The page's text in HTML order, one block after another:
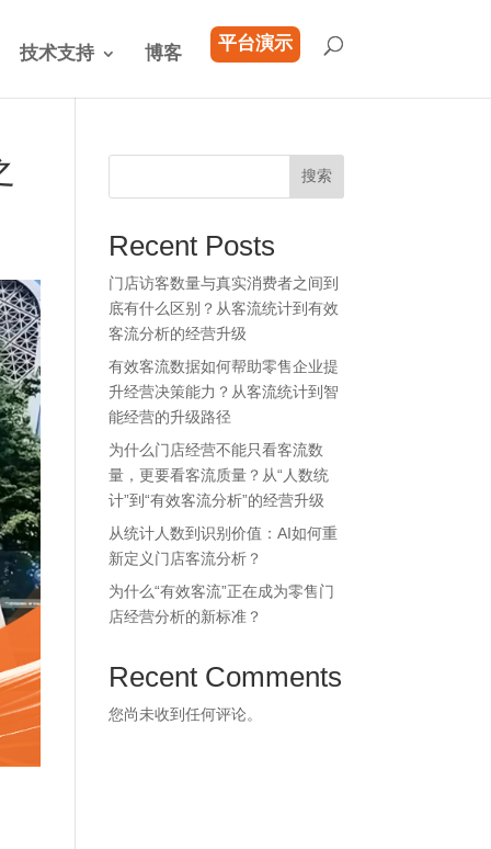
技术支持 博客 平台演示
搜索
Recent Posts
门店访客数量与真实消费者之间到
底有什么区别？从客流统计到有效
客流分析的经营升级
有效客流数据如何帮助零售企业提
升经营决策能力？从客流统计到智
能经营的升级路径
为什么门店经营不能只看客流数
量，更要看客流质量？从“人数统
计”到“有效客流分析”的经营升级
从统计人数到识别价值：AI如何重
新定义门店客流分析？
为什么“有效客流”正在成为零售门
店经营分析的新标准？
Recent Comments
您尚未收到任何评论。